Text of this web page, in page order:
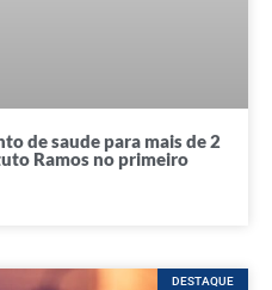
de saude para mais de 2
Ramos no primeiro
DESTAQUE